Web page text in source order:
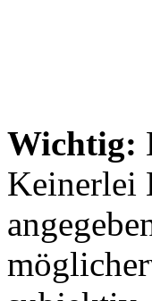
Wichtig:
Keinerlei